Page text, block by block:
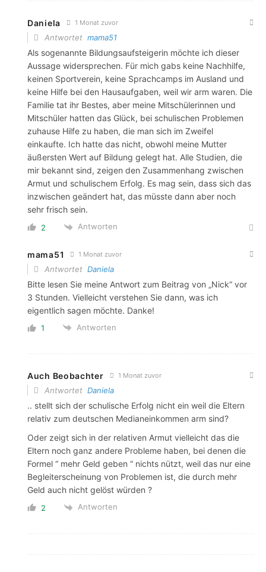
Daniela 1 Monat zuvor
Antwortet mama51
Als sogenannte Bildungsaufsteigerin möchte ich dieser
Aussage widersprechen. Für mich gabs keine Nachhilfe,
keinen Sportverein, keine Sprachcamps im Ausland und
keine Hilfe bei den Hausaufgaben, weil wir arm waren. Die
Familie tat ihr Bestes, aber meine Mitschülerinnen und
Mitschüler hatten das Glück, bei schulischen Problemen
zuhause Hilfe zu haben, die man sich im Zweifel
einkaufte. Ich hatte das nicht, obwohl meine Mutter
äußersten Wert auf Bildung gelegt hat. Alle Studien, die
mir bekannt sind, zeigen den Zusammenhang zwischen
Armut und schulischem Erfolg. Es mag sein, dass sich das
inzwischen geändert hat, das müsste dann aber noch
sehr frisch sein.
2 Antworten
mama51 1 Monat zuvor
Antwortet Daniela
Bitte lesen Sie meine Antwort zum Beitrag von „Nick“ vor
3 Stunden. Vielleicht verstehen Sie dann, was ich
eigentlich sagen möchte. Danke!
1 Antworten
Auch Beobachter 1 Monat zuvor
Antwortet Daniela
.. stellt sich der schulische Erfolg nicht ein weil die Eltern
relativ zum deutschen Medianeinkommen arm sind?
Oder zeigt sich in der relativen Armut vielleicht das die
Eltern noch ganz andere Probleme haben, bei denen die
Formel “ mehr Geld geben “ nichts nützt, weil das nur eine
Begleiterscheinung von Problemen ist, die durch mehr
Geld auch nicht gelöst würden ?
2 Antworten